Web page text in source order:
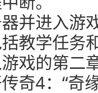
并进入游
教学任务
戏的第二
奇4：“奇